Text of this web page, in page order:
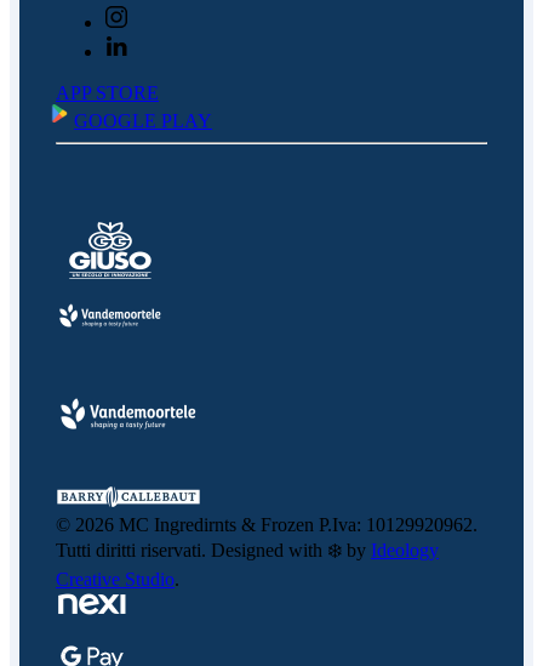
APP STORE
GOOGLE PLAY
© 2026 MC Ingredirnts & Frozen P.Iva: 10129920962.
Tutti diritti riservati. Designed with ❄️ by Ideology
Creative Studio.